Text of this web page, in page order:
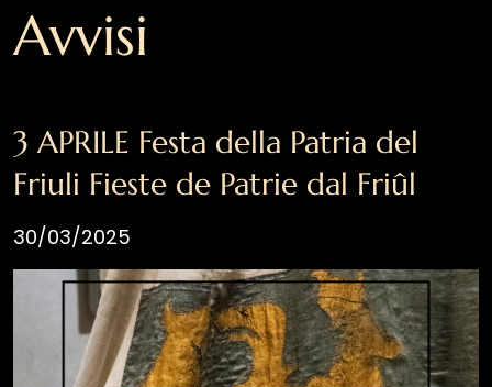
Sale superiori
Cattedrale
Chiese della parrocchia
Video
Avvisi
Avvisi
3 APRILE Festa della Patria del
Friuli Fieste de Patrie dal Friûl
30/03/2025